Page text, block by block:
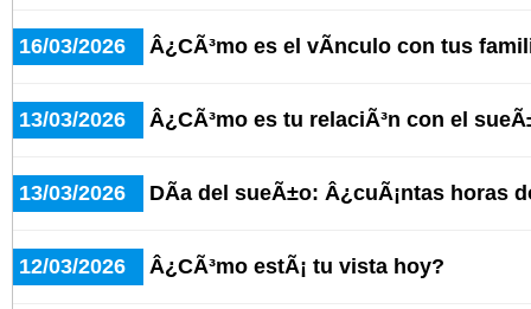
16/03/2026 Â¿CÃ³mo es el vÃ­nculo con tus
13/03/2026 Â¿CÃ³mo es tu relaciÃ³n con el
13/03/2026 DÃ­a del sueÃ±o: Â¿cuÃ¡ntas horas
12/03/2026 Â¿CÃ³mo estÃ¡ tu vista hoy?